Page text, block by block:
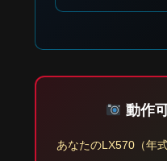
動作
あなたのLX570（年